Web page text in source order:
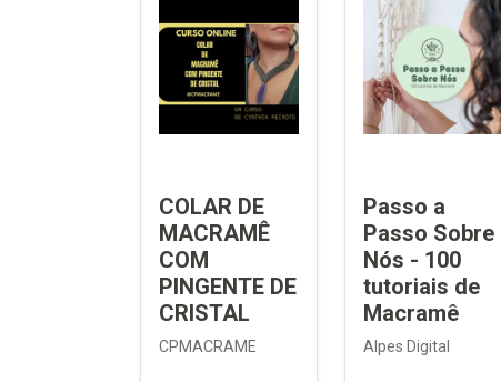
COLAR DE
MACRAMÊ
COM
PINGENTE DE
CRISTAL
CPMACRAME
Passo a
Passo Sobre
Nós - 100
tutoriais de
Macramê
Alpes Digital